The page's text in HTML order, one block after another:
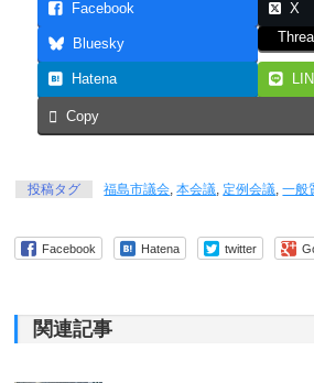
Facebook X
Bluesky
Hatena
Copy
投稿タグ 福島市議会,本会議, 定例会議,一般
Facebook Hatena twitter
関連記事